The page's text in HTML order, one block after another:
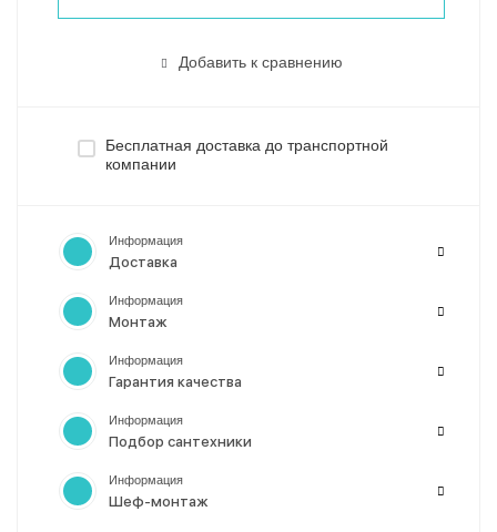
Добавить к сравнению
Бесплатная доставка до транспортной
компании
Информация
Доставка
Информация
Монтаж
Информация
Гарантия качества
Информация
Подбор сантехники
Информация
Шеф-монтаж